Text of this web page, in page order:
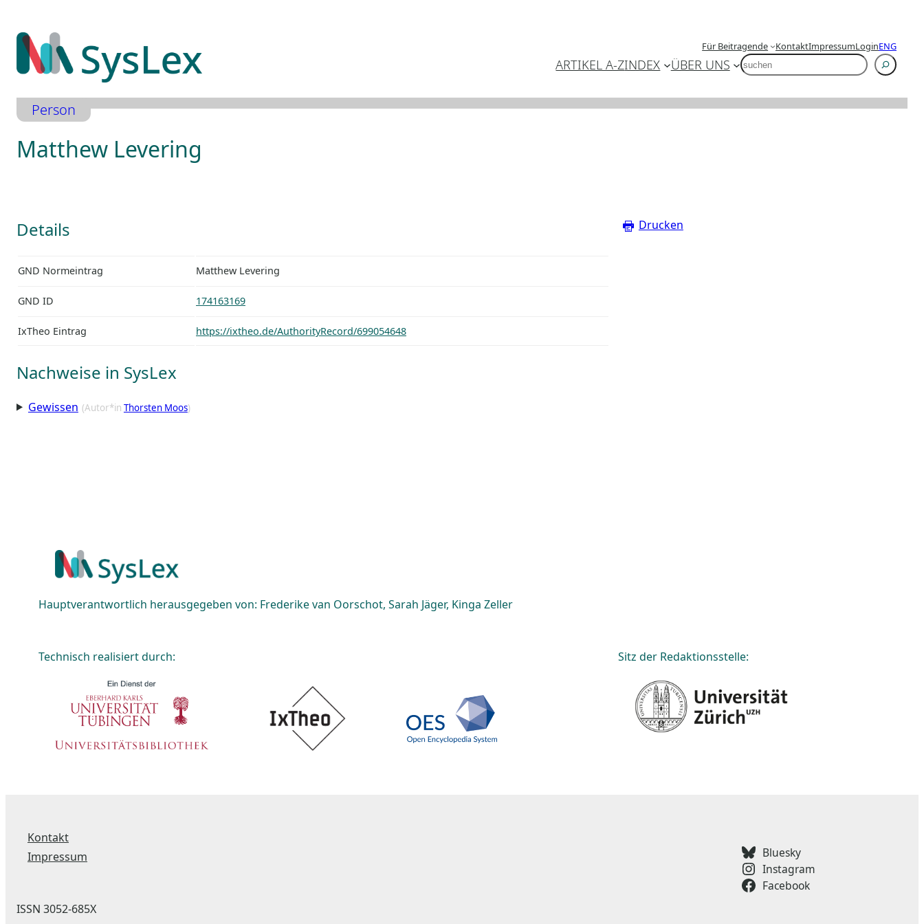
Inhalt
springen
Für Beitragende KontaktImpressumLoginENG
ARTIKEL A-ZINDEX ÜBER UNS SUCHEN
Person
Matthew Levering
Details
GND Normeintrag Matthew Levering
GND ID 174163169
IxTheo Eintrag https://ixtheo.de/AuthorityRecord/699054648
Nachweise in SysLex
Gewissen (Autor*in Thorsten Moos)
Drucken
Hauptverantwortlich herausgegeben von: Frederike van Oorschot, Sarah Jäger, Kinga Zeller
Technisch realisiert durch: Sitz der Redaktionsstelle:
Kontakt
Impressum
ISSN 3052-685X
Bluesky
Instagram
Facebook